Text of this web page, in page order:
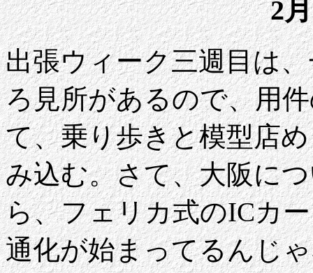
2
出張ウィーク三週目は
ろ見所があるので、用
て、乗り歩きと模型店
み込む。さて、大阪に
ら、フェリカ式のICカ
通化が始まってるんじ